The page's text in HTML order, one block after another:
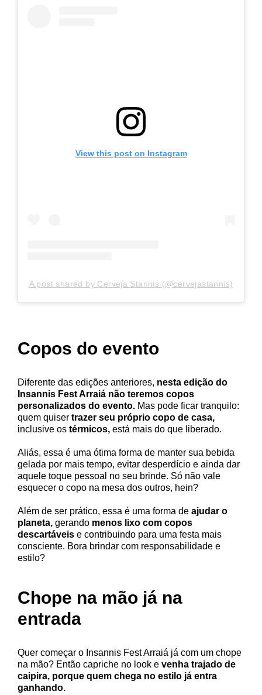
View this post on Instagram
A post shared by Cerveja Stannis (@cervejastannis)
Copos do evento
Diferente das edições anteriores, nesta edição do
Insannis Fest Arraiá não teremos copos
personalizados do evento.Mas pode ficar tranquilo:
quem quiser trazer seu próprio copo de casa,
inclusive os térmicos,está mais do que liberado.
Aliás, essa é uma ótima forma de manter sua bebida
gelada por mais tempo, evitar desperdício e ainda dar
aquele toque pessoal no seu brinde. Só não vale
esquecer o copo na mesa dos outros, hein?
Além de ser prático, essa é uma forma de ajudar o
planeta,gerando menos lixo com copos
descartáveise contribuindo para uma festa mais
consciente. Bora brindar com responsabilidade e
estilo?
Chope na mão já na
entrada
Quer começar o Insannis Fest Arraiá já com um chope
na mão? Então capriche no look e venha trajado de
caipira, porque quem chega no estilo já entra
ganhando.